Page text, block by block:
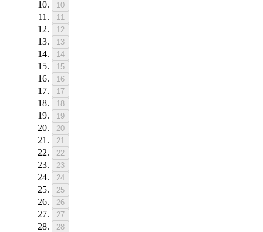
10
11
12
13
14
15
16
17
18
19
20
21
22
23
24
25
26
27
28